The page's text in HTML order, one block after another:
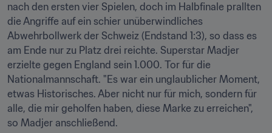
nach den ersten vier Spielen, doch im Halbfinale prallten
die Angriffe auf ein schier unüberwindliches
Abwehrbollwerk der Schweiz (Endstand 1:3), so dass es
am Ende nur zu Platz drei reichte. Superstar Madjer
erzielte gegen England sein 1.000. Tor für die
Nationalmannschaft. "Es war ein unglaublicher Moment,
etwas Historisches. Aber nicht nur für mich, sondern für
alle, die mir geholfen haben, diese Marke zu erreichen",
so Madjer anschließend.